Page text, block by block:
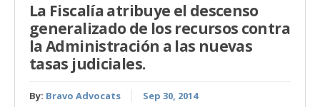
La Fiscalía atribuye el descenso
generalizado de los recursos contra
la Administración a las nuevas
tasas judiciales.
By: Bravo Advocats Sep 30, 2014